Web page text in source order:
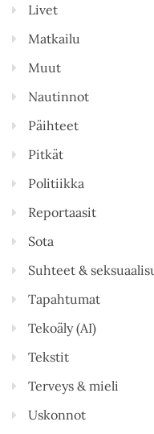
Livet
Matkailu
Muut
Nautinnot
Päihteet
Pitkät
Politiikka
Reportaasit
Sota
Suhteet &
Tapahtumat
Tekoäly (AI)
Tekstit
Terveys & mieli
Uskonnot